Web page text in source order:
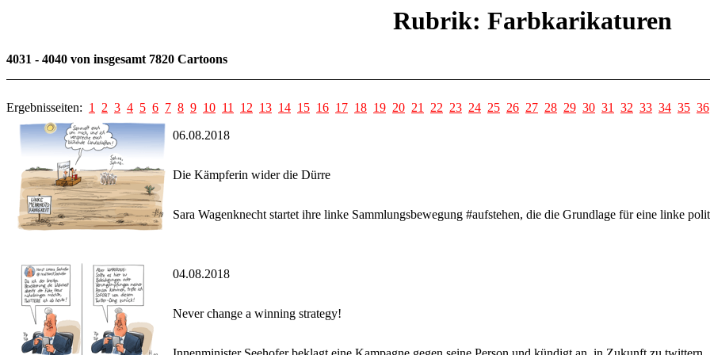
Rubrik: Farbkarikaturen
4031 - 4040 von insgesamt 7820 Cartoons
Ergebnisseiten: 1 2 3 4 5 6 7 8 9 10 11 12 13 14 15 16 17 18 19 20 21 22 23 24 25 26 27 28 29 30 31 32 33 34 35 36
06.08.2018
Die Kämpferin wider die Dürre
Sara Wagenknecht startet ihre linke Sammlungsbewegung #aufstehen, die die Grundlage für eine linke
04.08.2018
Never change a winning strategy!